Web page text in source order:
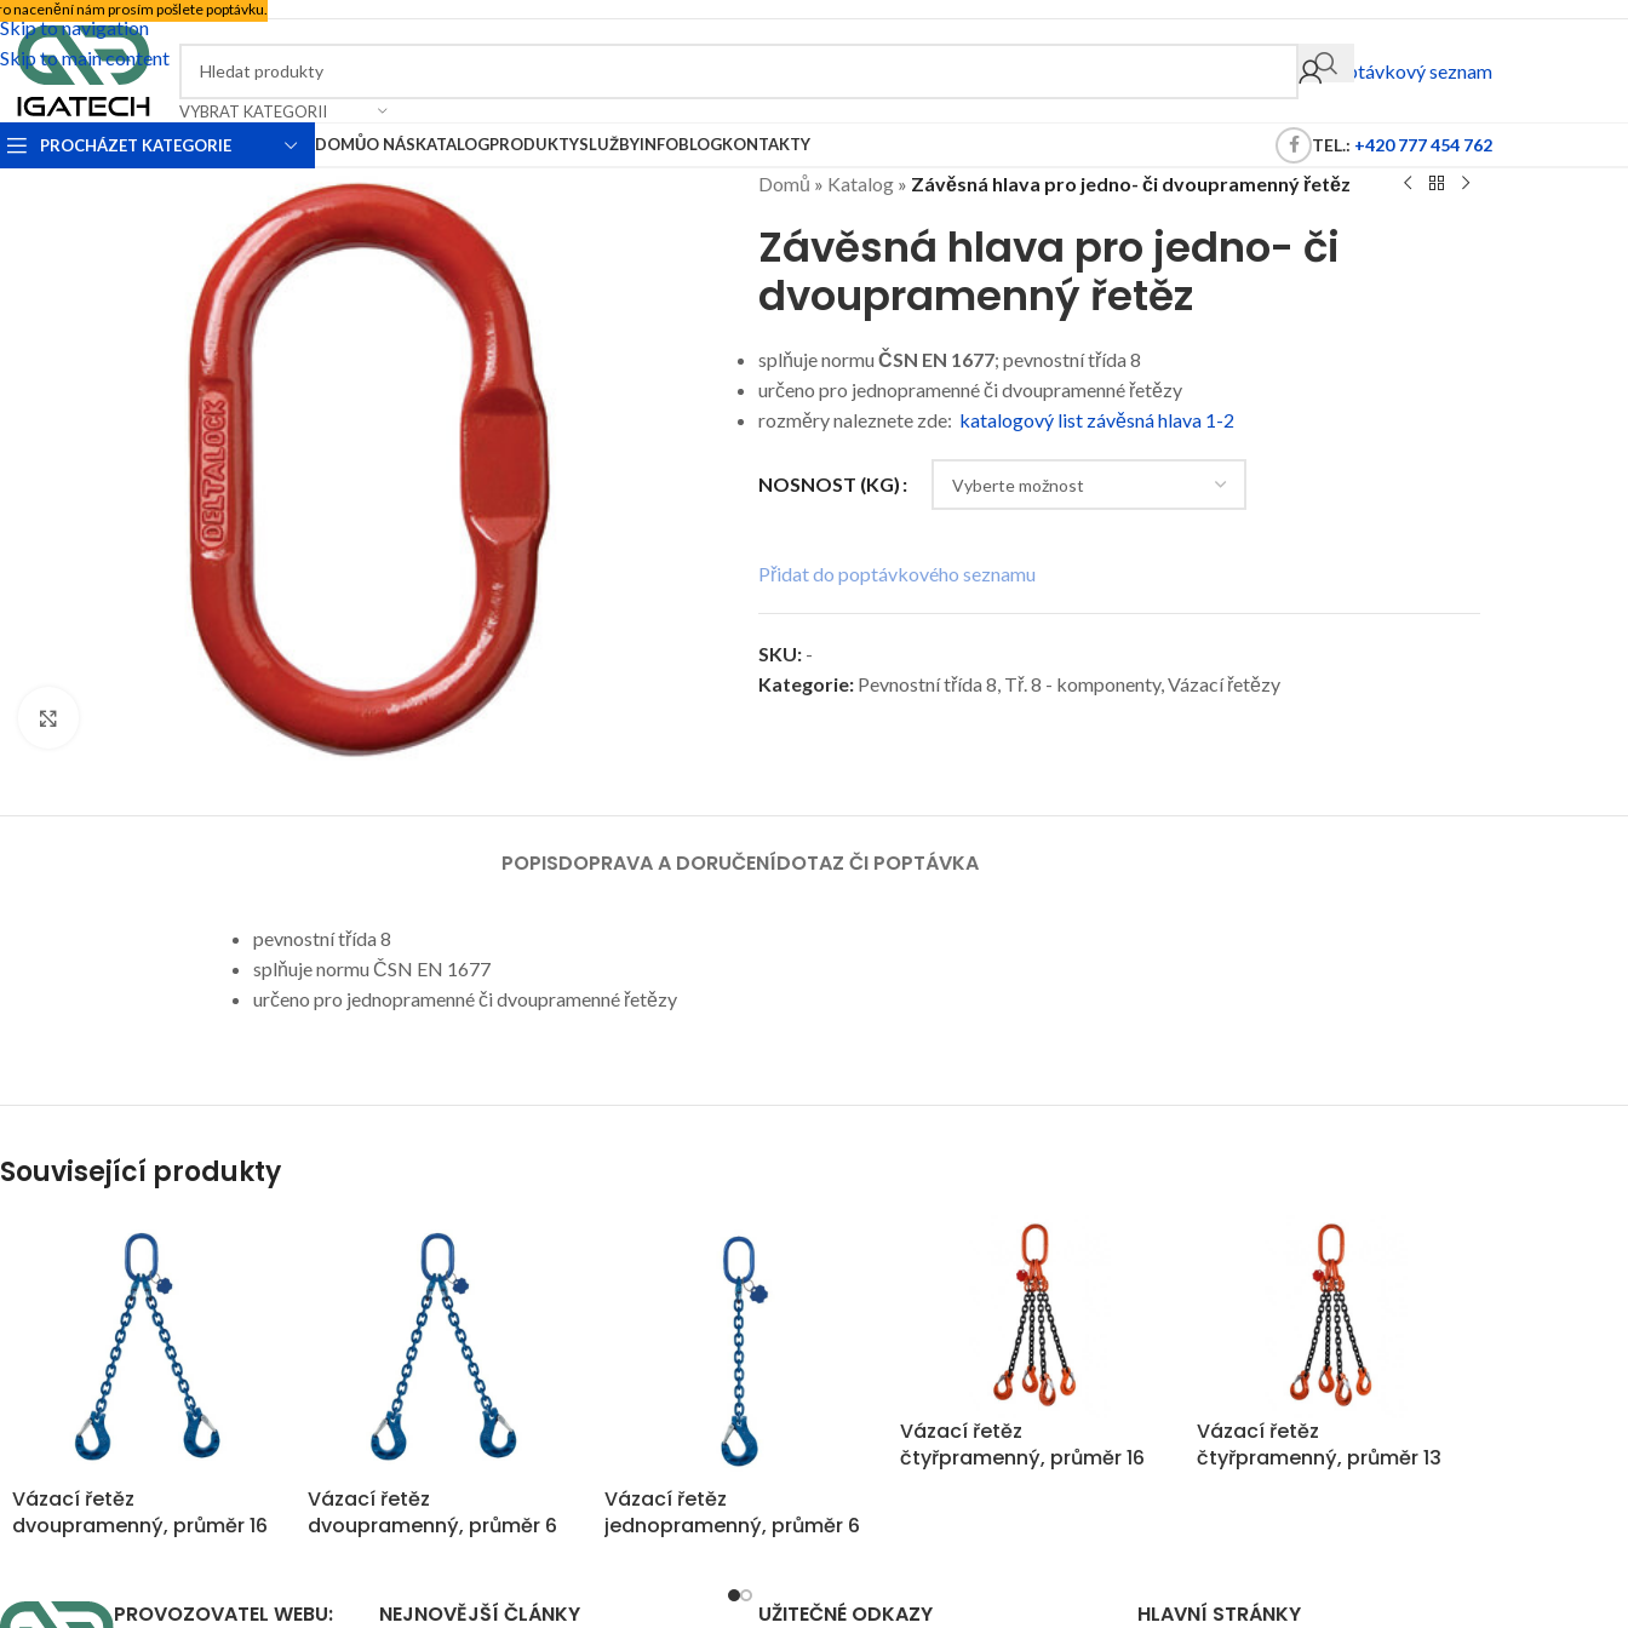
Skip to navigation
Skip to main content
nacenění nám prosím pošlete poptávku.
VYBRAT KATEGORII
Poptávkový seznam
PROCHÁZET KATEGORIE DOMŮO NÁSKATALOGPRODUKTYSLUŽBYINFOBLOGKONTAKTY TEL.: +420 777 454 762
Domů » Katalog» Závěsná hlava pro jedno- či dvoupramenný řetěz
Závěsná hlava pro jedno- či
dvoupramenný řetěz
splňuje normu ČSN EN 1677; pevnostní třída 8
určeno pro jednopramenné či dvoupramenné řetězy
rozměry naleznete zde: katalogový list závěsná hlava 1-2
NOSNOST (KG)
Přidat do poptávkového seznamu
SKU: -
Kategorie: Pevnostní třída 8, Tř. 8 - komponenty,Vázací řetězy
POPISDOPRAVA A DORUČENÍDOTAZ ČI POPTÁVKA
pevnostní třída 8
splňuje normu ČSN EN 1677
určeno pro jednopramenné či dvoupramenné řetězy
Související produkty
Vázací řetěz
dvoupramenný, průměr 16
Vázací řetěz
dvoupramenný, průměr 6
Vázací řetěz
jednopramenný, průměr 6
Vázací řetěz
čtyřpramenný, průměr 16
Vázací řetěz
čtyřpramenný, průměr 13
PROVOZOVATEL WEBU: NEJNOVĚJŠÍ ČLÁNKY UŽITEČNÉ ODKAZY HLAVNÍ STRÁNKY